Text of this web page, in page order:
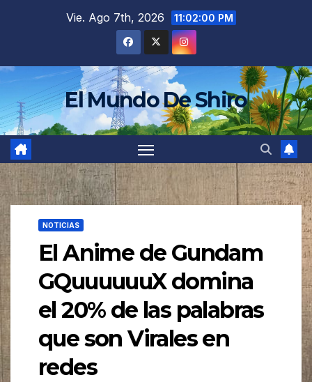
Vie. Ago 7th, 2026 11:02:02 PM
El Mundo De Shiro
NOTICIAS
El Anime de Gundam
GQuuuuuuX domina
el 20% de las palabras
que son Virales en
redes